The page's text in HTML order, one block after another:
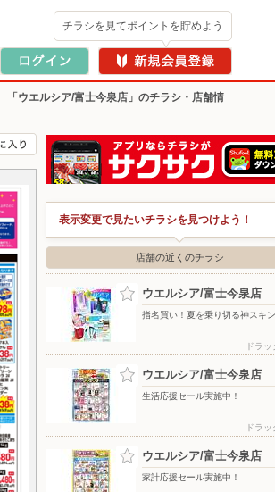
チラシを見てポイントを貯めよう
「ウエルシア/富士今泉店」のチラシ・店舗情
表示変更で見たいチラシを見つけよう！
店舗の近くのチラシ
ウエルシア/富士今泉店
指名買い！夏を乗り切る神スキ
ドラ
ウエルシア/富士今泉店
生活応援セール実施中！
ドラ
ウエルシア/富士今泉店
家計応援セール実施中！